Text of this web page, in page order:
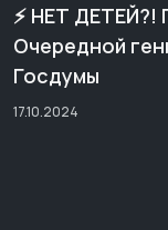
⚡️ НЕТ
Очередной
Госдумы
17.10.2024